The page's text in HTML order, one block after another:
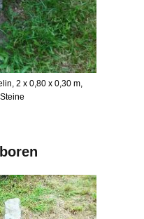
2 x 0,80 x 0,30 m,